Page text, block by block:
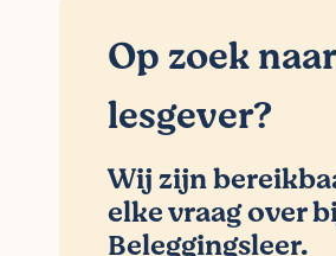
Op zoek
lesgever?
Wij zijn
elke vraag over
Beleggingsleer.